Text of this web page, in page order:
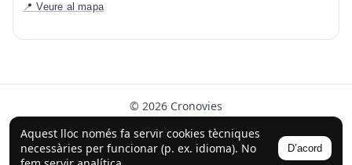
Aquest lloc només fa servir cookies tècniques
necessàries per funcionar (p. ex. idioma). No
D’acord
📍 Veure al mapa
© 2026 Cronovies
Història als carrers · Desenvolupat amb l’ajuda de la IA
(ChatGPT).